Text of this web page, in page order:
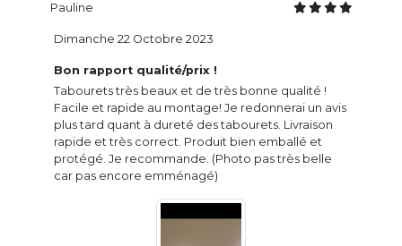
Pauline
Bon rapport qualité/prix !
Tabourets très beaux et de très bonne qualité !
Facile et rapide au montage! Je redonnerai un avis
plus tard quant à dureté des tabourets. Livraison
rapide et très correct. Produit bien emballé et
protégé. Je recommande. (Photo pas très belle
car pas encore emménagé)
Dimanche 22 Octobre 2023